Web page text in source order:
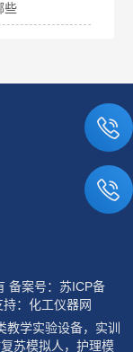
些
备案号：苏ICP备
： 化工仪器网
学实验设备，实训
苏模拟人，护理模